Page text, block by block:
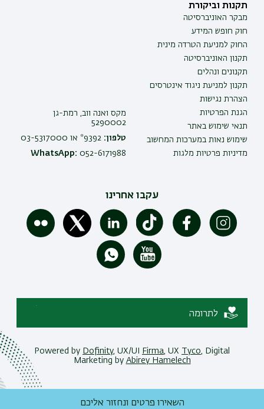
תקנות וביקורת
מבקר האוניברסיטה
חוק חופש המידע
החוק למניעת הטרדה מינית
תקנון האוניברסיטה
תקנונים ונהלים
תקנון למניעת ניגוד אינטרסים
הצהרת נגישות
הגנת הפרטיות
תנאי שימוש באתר
שימוש נאות במערכות המחשוב
מדיניות פרטיות מלגות
מקס ואנה ווב, רמת-גן
5290002
טלפון:
WhatsApp: 052-6171988
עקבו אחרינו
לתרומה
Powered by Dofinity, UX/UI Firma , UX Tyco , Digital
Marketing by Abirey Hamelech
השאירו פרטים ונחזור אליכם